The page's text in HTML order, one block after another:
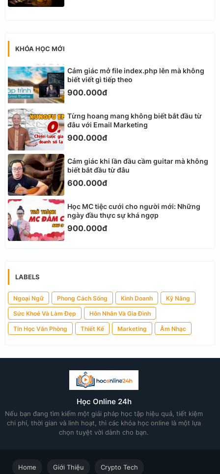
KHÓA HỌC MỚI
Cảm giác mở file index.php lên mà không
biết viết gì tiếp theo
900.000đ
Từng hoang mang không biết bắt đầu từ
đâu với Email Marketing
900.000đ
Cảm giác khi lần đầu cầm guitar mà không
biết bắt đầu từ đâu
600.000đ
Học MC tiệc cưới cho người mới: Những
ngày đầu thực sự khá ngợp
900.000đ
LABELS
Ngoại Ngữ Phong Cách Sống Kinh Doanh Kỹ Năng
Sức Khoẻ Và Làm Đẹp Hôn Nhân Và Gia Đình
Tin Học Văn Phòng Thiết Kế Marketing Âm Nhạc
Học Online 24h
Nếu bạn đang tìm kiếm một giải pháp học tập hiệu quả, tiết kiệm
chi phí, thời gian và linh hoạt, thì các khóa học online là một lựa
chọn tuyệt vời dành cho bạn.
Home Giới Thiệu Crypto Tech